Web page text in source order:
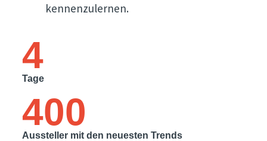
kennenzulernen.
4
Tage
400
Aussteller mit den neuesten Trends